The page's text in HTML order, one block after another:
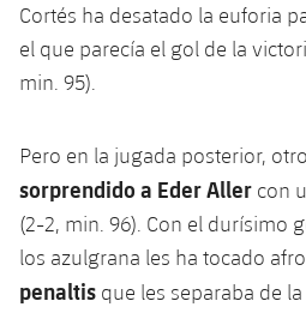
Cortés ha desatado la euforia
el que parecía el gol de la
min. 95).
Pero en la jugada posterior,
sorprendido a Eder Aller con
(2-2, min. 96). Con el durísimo
los azulgrana les ha tocado
penaltis que les separaba de